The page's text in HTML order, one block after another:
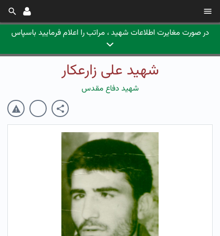
در صورت مغایرت اطلاعات شهید ، مراتب را اعلام فرمایید باسپاس
شهید علی زارعکار
شهید دفاع مقدس